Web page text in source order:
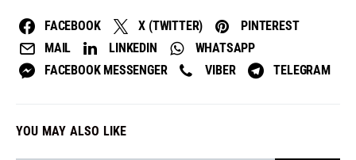
FACEBOOK X (TWITTER)
PINTEREST
MAIL
LINKEDIN
WHATSAPP
FACEBOOK MESSENGER
VIBER TELEGRAM
YOU MAY ALSO LIKE